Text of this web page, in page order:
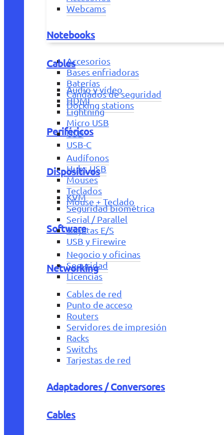
Webcams
Notebooks
Accesorios
Bases enfriadoras
Baterías
Candados de seguridad
Docking stations
Periféricos
Audífonos
Hubs USB
Mouses
Teclados
Mouse + Teclado
Software
Negocio y oficinas
Seguridad
Licencias
Cables
Audio y vídeo
HDMI
Lightning
Micro USB
USB
USB-C
Dispositivos
KVM
Seguridad biométrica
Serial / Parallel
Tarjetas E/S
USB y Firewire
Networking
Cables de red
Punto de acceso
Routers
Servidores de impresión
Racks
Switchs
Tarjestas de red
Adaptadores / Conversores
Cables